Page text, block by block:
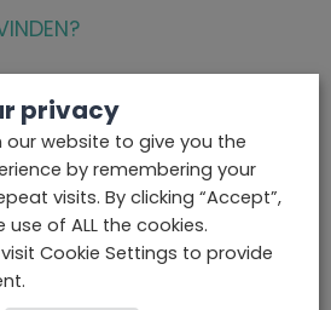
privacy
our website to give you the
by remembering your
visits. By clicking “Accept”,
of ALL the cookies.
Cookie Settings to provide